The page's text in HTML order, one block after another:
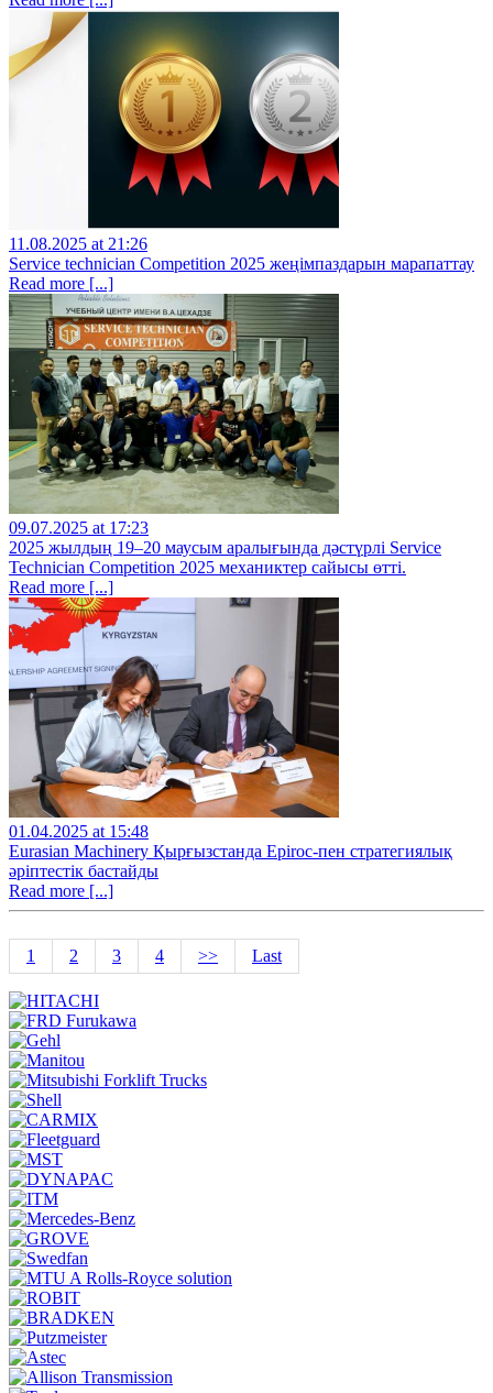
11.08.2025 at 21:26
Service technician Competition 2025 жеңімпаздарын марапаттау
Read more [...]
09.07.2025 at 17:23
2025 жылдың 19–20 маусым аралығында дәстүрлі Service
Technician Competition 2025 механиктер сайысы өтті.
Read more [...]
01.04.2025 at 15:48
Eurasian Machinery Қырғызстанда Epiroc-пен стратегиялық
әріптестік бастайды
Read more [...]
1 2 3 4 >> Last